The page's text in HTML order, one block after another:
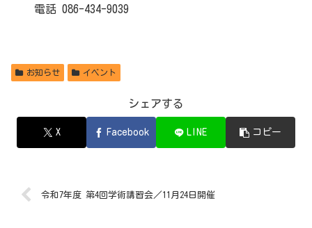
電話 086-434-9039
お知らせ イベント
シェアする
X Facebook LINE コピー
令和7年度 第4回学術講習会／11月24日開催